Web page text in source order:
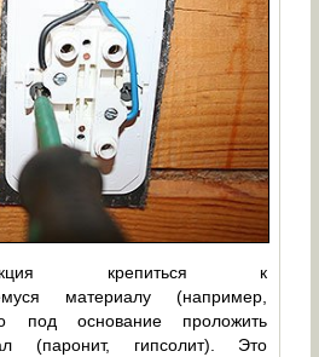
крепиться к
материалу (например,
под основание проложить
(паронит, гипсолит). Это